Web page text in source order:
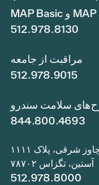
MAP و MAP Basic
512.978.8130
مراقبت از جامعه
512.978.9015
سلامت سندرو
844.800.4693
شرقی، پلاک ۱۱۱۱
آستین، تگزاس ۷۸۷۰۲
512.978.8000